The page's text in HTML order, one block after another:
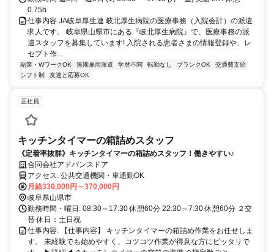
0.75h
仕事内容 JA岐阜厚生連 岐北厚生病院の医療事務（入院会計）の派遣
求人です。 岐阜県山県市にある『岐北厚生病院』で、医療事務の派
遣スタッフを募集しています! 入院される患者さまの情報登録や、レ
セプト作...
副業・WワークOK 無期雇用派遣 学歴不問 転勤なし ブランクOK
交通費支給
シフト制
友達と応募OK
正社員
キッチンタイマーの箱詰めスタッフ
《定着率抜群》キッチンタイマーの箱詰めスタッフ！働きやすい♪
合同会社アドバンスドア
アクセス: 公共交通機関・車通勤OK
月給330,000円～370,000円
岐阜県山県市
勤務時間・曜日: 08:30～17:30 休憩60分 22:30～7:30 休憩60分 ２交
替 休日：土日祝
仕事内容: 【仕事内容】 キッチンタイマーの箱詰め作業をお任せしま
す。 未経験でも始めやすく、コツコツ作業が得意な方にピッタリで